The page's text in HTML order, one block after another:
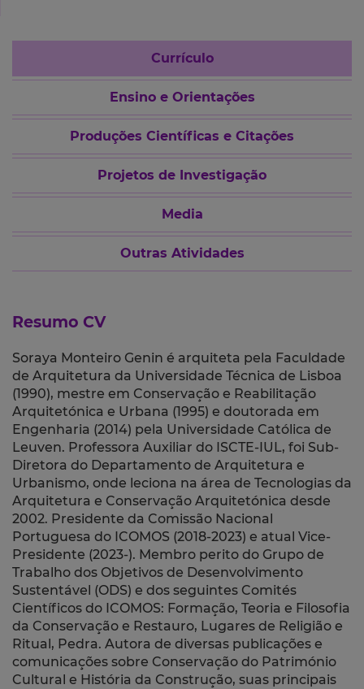
Currículo
Ensino e Orientações
Produções Científicas e Citações
Projetos de Investigação
Media
Outras Atividades
Resumo CV
Soraya Monteiro Genin é arquiteta pela Faculdade
de Arquitetura da Universidade Técnica de Lisboa
(1990), mestre em Conservação e Reabilitação
Arquitetónica e Urbana (1995) e doutorada em
Engenharia (2014) pela Universidade Católica de
Leuven. Professora Auxiliar do ISCTE-IUL, foi Sub-
Diretora do Departamento de Arquitetura e
Urbanismo, onde leciona na área de Tecnologias da
Arquitetura e Conservação Arquitetónica desde
2002. Presidente da Comissão Nacional
Portuguesa do ICOMOS (2018-2023) e atual Vice-
Presidente (2023-). Membro perito do Grupo de
Trabalho dos Objetivos de Desenvolvimento
Sustentável (ODS) e dos seguintes Comités
Científicos do ICOMOS: Formação, Teoria e Filosofia
da Conservação e Restauro, Lugares de Religião e
Ritual, Pedra. Autora de diversas publicações e
comunicações sobre Conservação do Património
Cultural e História da Construção, suas principais